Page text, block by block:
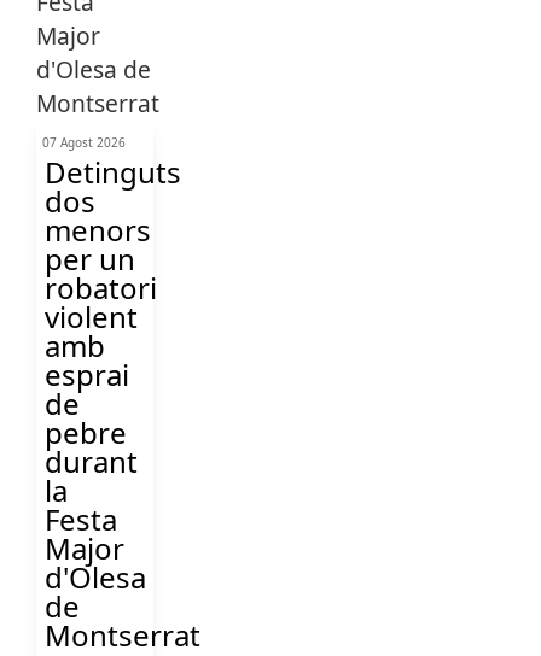
07 Agost 2026
Detinguts
dos
menors
per un
robatori
violent
amb
esprai
de
pebre
durant
la
Festa
Major
d'Olesa
de
Montserrat